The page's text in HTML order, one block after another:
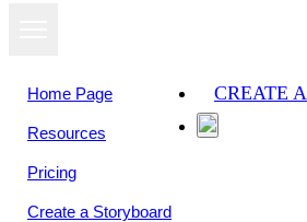
Home Page
Resources
Pricing
Create a Storyboard
CREATE
View as
slideshow